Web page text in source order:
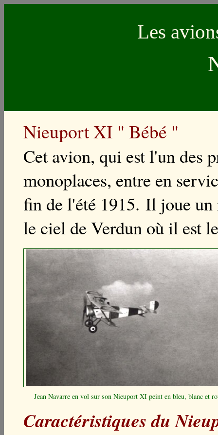
Les
Nieuport XI " Bébé "
Cet avion, qui est l'un des
monoplaces, entre en
fin de l'été 1915. Il joue un
le ciel de Verdun où il est
Jean Navarre en vol sur son Nieuport XI peint en bleu, blanc et
Caractéristiques du N